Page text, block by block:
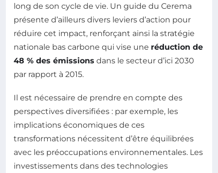
long de son cycle de vie. Un guide du Cerema
présente d’ailleurs divers leviers d’action pour
réduire cet impact, renforçant ainsi la stratégie
nationale bas carbone qui vise une réduction de
48 % des émissions dans le secteur d’ici 2030
par rapport à 2015.
Il est nécessaire de prendre en compte des
perspectives diversifiées : par exemple, les
implications économiques de ces
transformations nécessitent d’être équilibrées
avec les préoccupations environnementales. Les
investissements dans des technologies